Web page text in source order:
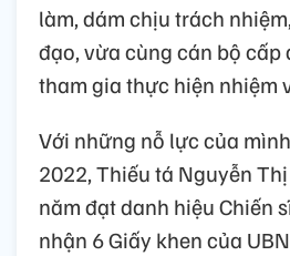
làm, dám chịu trách
đạo, vừa cùng cán bộ
tham gia thực hiện nhiệm
Với những nỗ lực của
2022, Thiếu tá Nguyễn
năm đạt danh hiệu Chiến
nhận 6 Giấy khen của